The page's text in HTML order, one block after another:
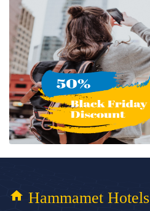
home Hammamet Hotels